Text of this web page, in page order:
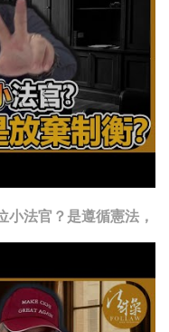
小法官？是遵循憲法，